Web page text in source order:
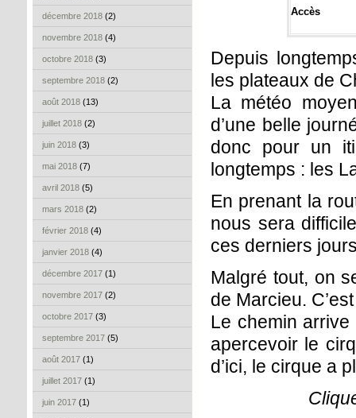
décembre 2018 (2)
novembre 2018 (4)
octobre 2018 (3)
septembre 2018 (2)
août 2018 (13)
juillet 2018 (2)
juin 2018 (3)
mai 2018 (7)
avril 2018 (5)
mars 2018 (2)
février 2018 (4)
janvier 2018 (4)
décembre 2017 (1)
novembre 2017 (2)
octobre 2017 (3)
septembre 2017 (5)
août 2017 (1)
juillet 2017 (1)
juin 2017 (1)
Accès
Depuis
les plateaux de
La météo
d’une belle
donc pour un
longtemps : les
En prenant la
nous sera
ces derniers
Malgré tout, on
de Marcieu.
Le chemin arrive
apercevoir le
d’ici, le cirque a